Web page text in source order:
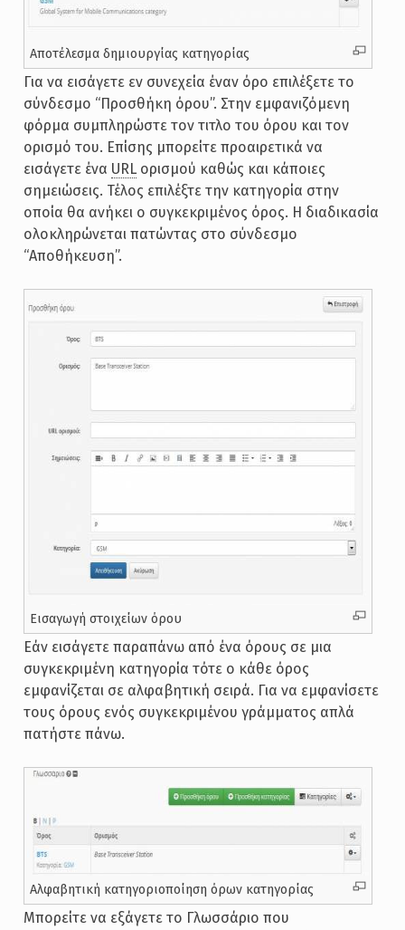
Αποτέλεσμα δημιουργίας κατηγορίας
Για να εισάγετε εν συνεχεία έναν όρο επιλέξετε το
σύνδεσμο “Προσθήκη όρου”. Στην εμφανιζόμενη
φόρμα συμπληρώστε τον τιτλο του όρου και τον
ορισμό του. Επίσης μπορείτε προαιρετικά να
εισάγετε ένα URLορισμού καθώς και κάποιες
σημειώσεις. Τέλος επιλέξτε την κατηγορία στην
οποία θα ανήκει ο συγκεκριμένος όρος. Η διαδικασία
ολοκληρώνεται πατώντας στο σύνδεσμο
“Αποθήκευση”.
Εισαγωγή στοιχείων όρου
Εάν εισάγετε παραπάνω από ένα όρους σε μια
συγκεκριμένη κατηγορία τότε ο κάθε όρος
εμφανίζεται σε αλφαβητική σειρά. Για να εμφανίσετε
τους όρους ενός συγκεκριμένου γράμματος απλά
πατήστε πάνω.
Αλφαβητική κατηγοριοποίηση όρων κατηγορίας
Μπορείτε να εξάγετε το Γλωσσάριο που